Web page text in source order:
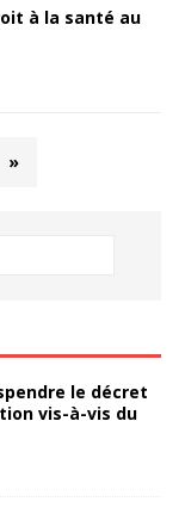
à la santé au
»
le décret
vis-à-vis du